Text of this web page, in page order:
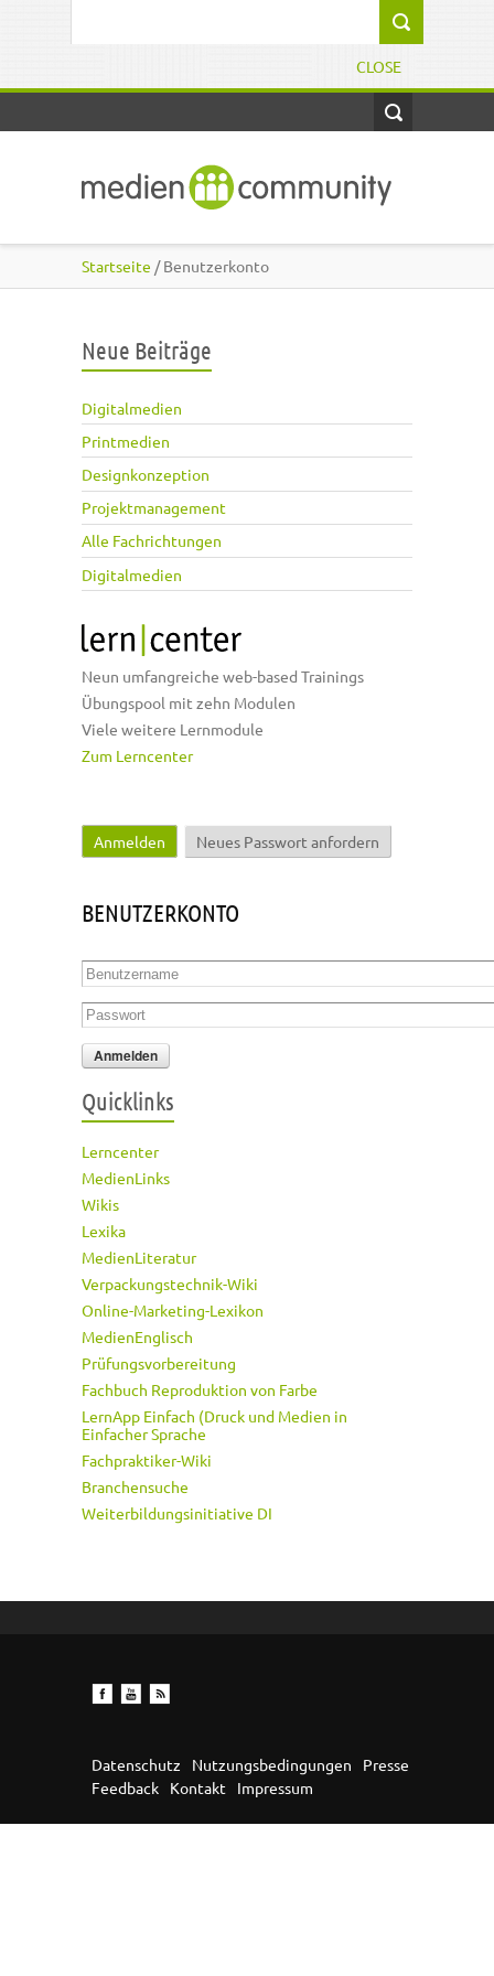
CLOSE
Startseite / Benutzerkonto
Neue Beiträge
Digitalmedien
Printmedien
Designkonzeption
Projektmanagement
Alle Fachrichtungen
Digitalmedien
Neun umfangreiche web-based Trainings
Übungspool mit zehn Modulen
Viele weitere Lernmodule
Zum Lerncenter
Haupt-Reiter
Anmelden (aktiver Reiter)
Neues Passwort anfordern
BENUTZERKONTO
Benutzername
Passwort
Quicklinks
Lerncenter
MedienLinks
Wikis
Lexika
MedienLiteratur
Verpackungstechnik-Wiki
Online-Marketing-Lexikon
MedienEnglisch
Prüfungsvorbereitung
Fachbuch Reproduktion von Farbe
LernApp Einfach (Druck und Medien in
Einfacher Sprache
Fachpraktiker-Wiki
Branchensuche
Weiterbildungsinitiative DI
Datenschutz Nutzungsbedingungen
Presse
Feedback
Kontakt Impressum